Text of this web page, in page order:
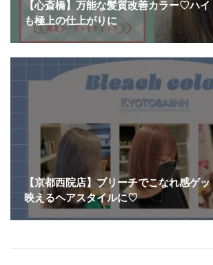
【心斎橋】万能な髪質改善カラー♡ハ
も極上の仕上がりに
【京都西院店】ブリーチでこなれ感ゲ
映えるヘアスタイルに♡